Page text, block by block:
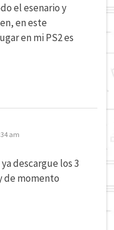
el esenario y
en este
en mi PS2 es
am
descargue los 3
de momento